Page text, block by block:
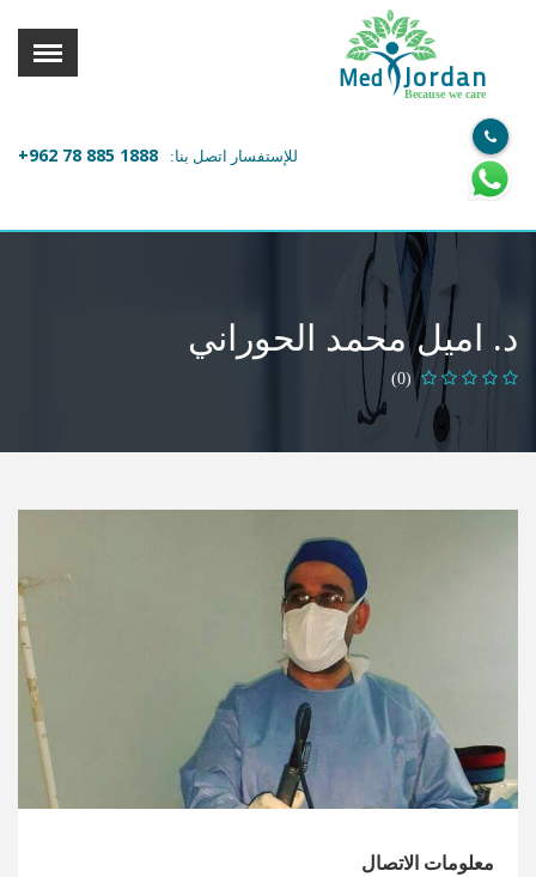
X
معلومات المستخدم
الرئيسة
الأخبار
مقالات
أسئلة شائعة
Med Jordan
Because we care
للإستفسار اتصل بنا: +962 78 885 1888
د. اميل محمد الحوراني
(0)
معلومات الاتصال